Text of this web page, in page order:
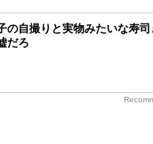
の自撮りと実物みたいな寿
だろ